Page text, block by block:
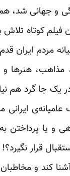
و جهانی شد،
کوتاه
مردم ایران
مذاهب،
یک جا گرد هم
‏قرار
کند و